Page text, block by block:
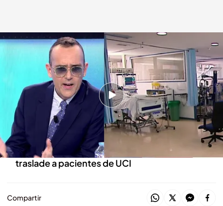
El vídeo en el que se explica que los pacientes graves no irán al nuevo
hospital de la pandemia.
Todo es mentira
15 DIC 2020 - 16:17h.
El Zendal recibe pacientes leves o los que se
encuentren en una situación terminal
No dispone de quirófanos y piden que no se
traslade a pacientes de UCI
Compartir